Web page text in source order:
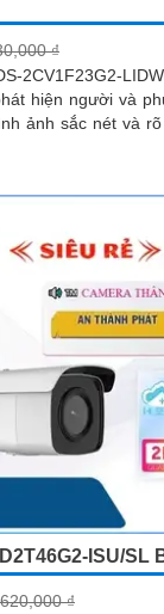
₫
2CV1F23G2-
hiện người và
ảnh sắc nét và
ISU/SL
₫